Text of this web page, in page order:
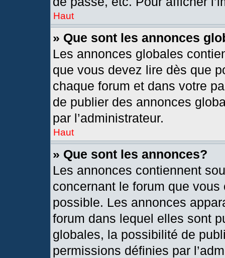
Haut
» Que sont les annonces
Les annonces globales
que vous devez lire dès que
chaque forum et dans votre
de publier des annonces
par l’administrateur.
Haut
» Que sont les annonces?
Les annonces contiennent
concernant le forum que
possible. Les annonces
forum dans lequel elles sont
globales, la possibilité de
permissions définies par